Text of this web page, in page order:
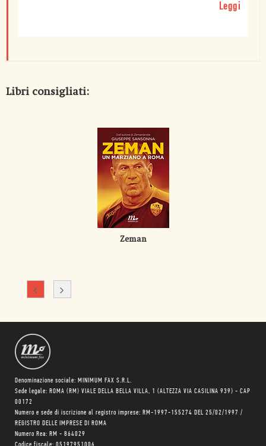
Leggi
Libri consigliati:
Zeman
Denominazione sociale: MINIMUM FAX S.R.L.
Sede legale: ROMA (RM) VIALE DELLA BELLA VILLA, 1 (ALTEZZA VIA CASILINA 939) - CAP
00172
Numero e sede di iscrizione al registro imprese: RM-1997-155274 DEL 25/02/1997 /
REGISTRO DELLE IMPRESE DI ROMA
Numero Rea: RM - 864029